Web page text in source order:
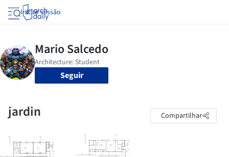
Iniciar sessão
Seguir
jardin Compartilhar